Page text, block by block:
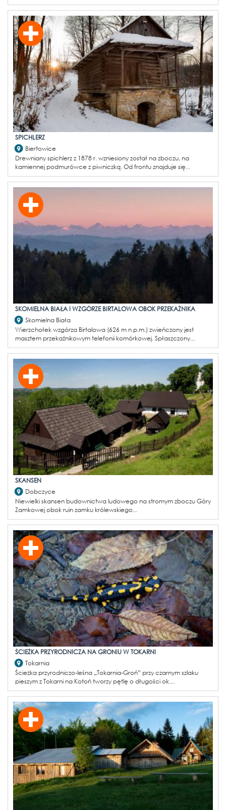
SPICHLERZ
Biertowice
Drewniany spichlerz z 1878 r. wzniesiony został na zboczu, na
kamiennej podmurówce z piwniczką. Od frontu znajduje się...
SKOMIELNA BIAŁA I WZGÓRZE BIRTALOWA OBOK PRZEKAŹNIKA
Skomielna Biała
Wierzchołek wzgórza Birtalowa (626 m n.p.m.) zwieńczony jest
masztem przekaźnikowym telefonii komórkowej. Spłaszczony...
SKANSEN
Dobczyce
Niewielki skansen budownictwa ludowego na stromym zboczu Góry
Zamkowej obok ruin zamku królewskiego...
ŚCIEŻKA PRZYRODNICZA NA GRONIU W TOKARNI
Tokarnia
Ścieżka przyrodniczo-leśna „Tokarnia-Groń” przy czarnym szlaku
pieszym z Tokarni na Kotoń tworzy pętlę o długości ok....